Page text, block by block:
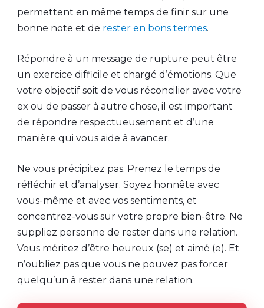
permettent en même temps de finir sur une
bonne note et de rester en bons termes.
Répondre à un message de rupture peut être
un exercice difficile et chargé d’émotions. Que
votre objectif soit de vous réconcilier avec votre
ex ou de passer à autre chose, il est important
de répondre respectueusement et d’une
manière qui vous aide à avancer.
Ne vous précipitez pas. Prenez le temps de
réfléchir et d’analyser. Soyez honnête avec
vous-même et avec vos sentiments, et
concentrez-vous sur votre propre bien-être. Ne
suppliez personne de rester dans une relation.
Vous méritez d’être heureux (se) et aimé (e). Et
n’oubliez pas que vous ne pouvez pas forcer
quelqu’un à rester dans une relation.